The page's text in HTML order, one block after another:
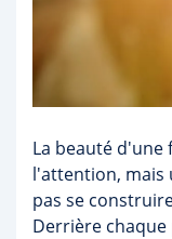
La beauté
l'attention, mais
pas se
Derrière